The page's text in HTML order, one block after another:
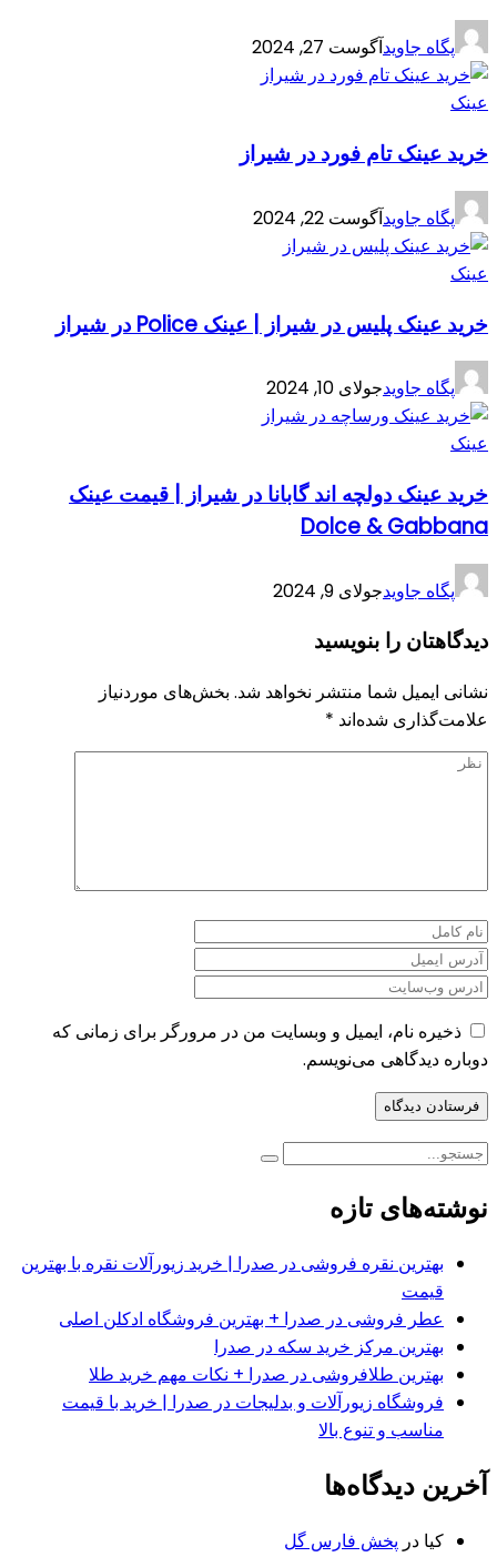
پگاه جاویدآگوست 27, 2024
عینک
خرید عینک تام فورد در شیراز
پگاه جاویدآگوست 22, 2024
عینک
خرید عینک پلیس در شیراز | عینک Police در شیراز
پگاه جاویدجولای 10, 2024
عینک
خرید عینک دولچه اند گابانا در شیراز | قیمت عینک
Dolce & Gabbana
پگاه جاویدجولای 9, 2024
دیدگاهتان را بنویسید
نشانی ایمیل شما منتشر نخواهد شد. بخش‌های موردنیاز
علامت‌گذاری شده‌اند *
ذخیره نام، ایمیل و وبسایت من در مرورگر برای زمانی که
دوباره دیدگاهی می‌نویسم.
نوشته‌های تازه
بهترین نقره فروشی در صدرا | خرید زیورآلات نقره با بهترین
قیمت
عطر فروشی در صدرا + بهترین فروشگاه ادکلن اصلی
بهترین مرکز خرید سکه در صدرا
بهترین طلافروشی در صدرا + نکات مهم خرید طلا
فروشگاه زیورآلات و بدلیجات در صدرا | خرید با قیمت
مناسب و تنوع بالا
آخرین دیدگاه‌ها
کیا در پخش فارس گل